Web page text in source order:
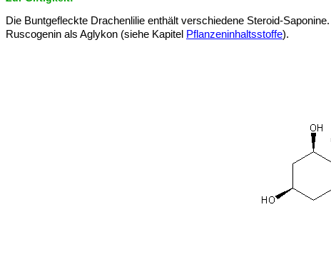
Die Buntgefleckte Drachenlilie enthält verschiedene Steroid-
Ruscogenin als Aglykon (siehe Kapitel Pflanzeninhaltsstoffe).